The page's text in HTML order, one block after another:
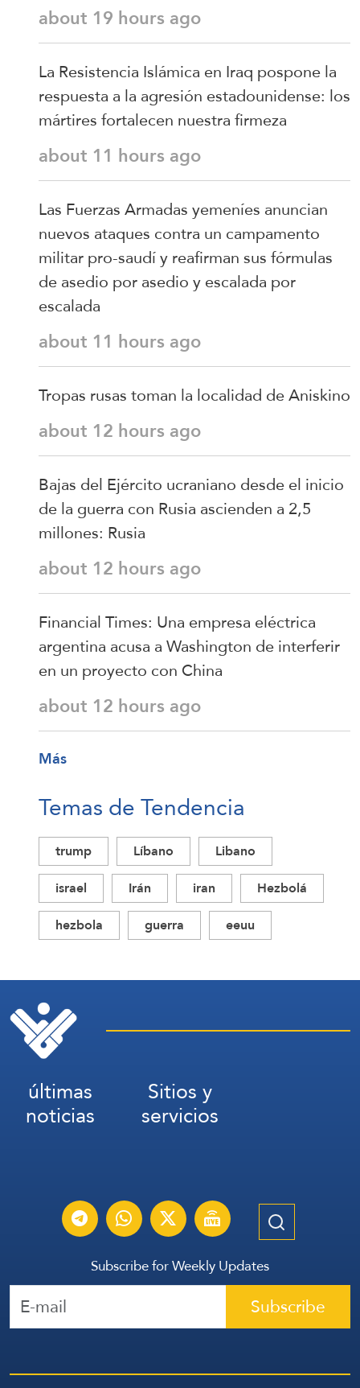
about 19 hours ago
La Resistencia Islámica en Iraq pospone la
respuesta a la agresión estadounidense: los
mártires fortalecen nuestra firmeza
about 11 hours ago
Las Fuerzas Armadas yemeníes anuncian
nuevos ataques contra un campamento
militar pro-saudí y reafirman sus fórmulas
de asedio por asedio y escalada por
escalada
about 11 hours ago
Tropas rusas toman la localidad de Aniskino
about 12 hours ago
Bajas del Ejército ucraniano desde el inicio
de la guerra con Rusia ascienden a 2,5
millones: Rusia
about 12 hours ago
Financial Times: Una empresa eléctrica
argentina acusa a Washington de interferir
en un proyecto con China
about 12 hours ago
Más
Temas de Tendencia
trump Líbano
Libano
israel
Irán iran
Hezbolá
hezbola
guerra eeuu
últimas
noticias
Sitios y
servicios
Subscribe for Weekly Updates
Subscribe